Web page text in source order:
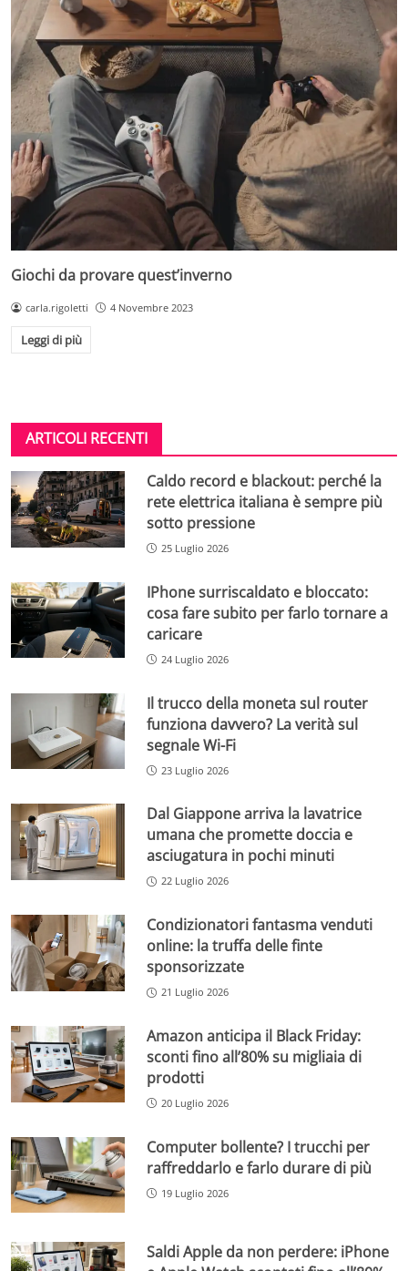
Giochi da provare quest’inverno
carla.rigoletti 4 Novembre 2023
Leggi di più
ARTICOLI RECENTI
Caldo record e blackout: perché la
rete elettrica italiana è sempre più
sotto pressione
25 Luglio 2026
IPhone surriscaldato e bloccato:
cosa fare subito per farlo tornare a
caricare
24 Luglio 2026
Il trucco della moneta sul router
funziona davvero? La verità sul
segnale Wi-Fi
23 Luglio 2026
Dal Giappone arriva la lavatrice
umana che promette doccia e
asciugatura in pochi minuti
22 Luglio 2026
Condizionatori fantasma venduti
online: la truffa delle finte
sponsorizzate
21 Luglio 2026
Amazon anticipa il Black Friday:
sconti fino all’80% su migliaia di
prodotti
20 Luglio 2026
Computer bollente? I trucchi per
raffreddarlo e farlo durare di più
19 Luglio 2026
Saldi Apple da non perdere: iPhone